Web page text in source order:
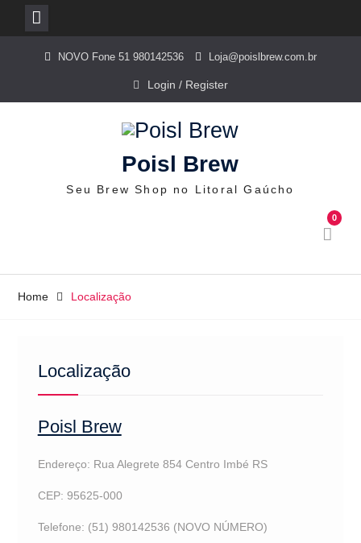
NOVO Fone 51 980142536 Loja@poislbrew.com.br
Login / Register
Poisl Brew
Seu Brew Shop no Litoral Gaúcho
0
Home Localização
Localização
Poisl Brew
Endereço: Rua Alegrete 854 Centro Imbé RS
CEP: 95625-000
Telefone: (51) 980142536 (NOVO NÚMERO)